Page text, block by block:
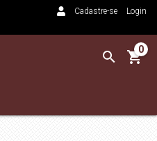
Cadastre-se Login
0